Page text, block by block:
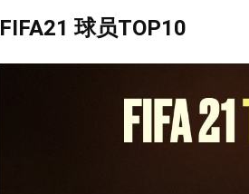
FIFA21 球员TOP10